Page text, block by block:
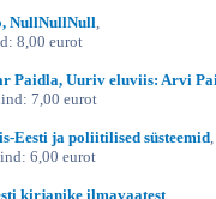
NullNullNull,
8,00 eurot
Paidla, Uuriv eluviis: Arvi
7,00 eurot
Eesti ja poliitilised süsteemid,
6,00 eurot
kirjanike ilmavaatest,